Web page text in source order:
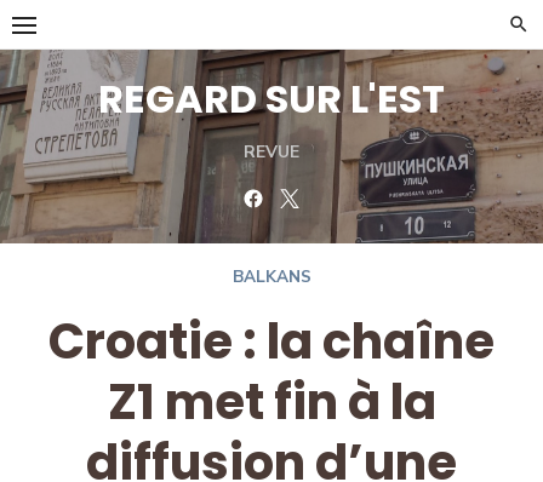
Skip
to
content
REGARD SUR L'EST
REVUE
FacebookTwitter
BALKANS
Croatie : la chaîne
Z1 met fin à la
diffusion d’une